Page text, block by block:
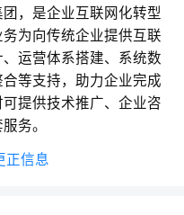
，是企业互联网化转型
为向传统企业提供互联
运营体系搭建、系统数
等支持，助力企业完成
提供技术推广、企业咨
务。
正信息